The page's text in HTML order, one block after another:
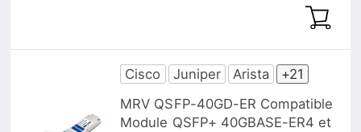
Cisco Juniper Arista
+21
MRV QSFP-40GD-ER Compatible
Module QSFP+ 40GBASE-ER4 et